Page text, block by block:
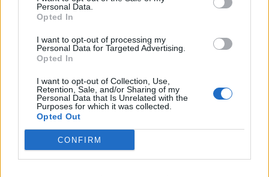
Personal Data.
Opted In
I want to opt-out of processing my
Personal Data for Targeted Advertising.
Opted In
I want to opt-out of Collection, Use,
Retention, Sale, and/or Sharing of my
Personal Data that Is Unrelated with the
Purposes for which it was collected.
Opted Out
CONFIRM